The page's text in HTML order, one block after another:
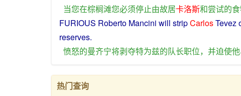
当您在棕榈滩您必须停止由故居卡洛斯和尝试的
FURIOUS Roberto Mancini will stripCarlosTevez
reserves.
愤怒的曼齐宁将剥夺特为兹的队长职位， 并迫使他
热门查询